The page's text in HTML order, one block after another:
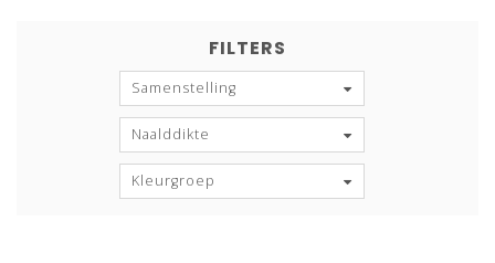
FILTERS
Samenstelling
Naalddikte
Kleurgroep